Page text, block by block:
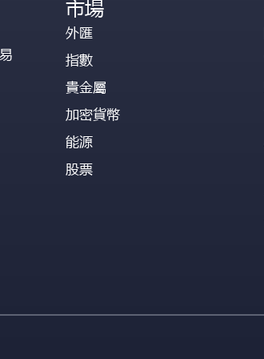
市場
外匯
指數
貴金屬
加密貨幣
能源
股票